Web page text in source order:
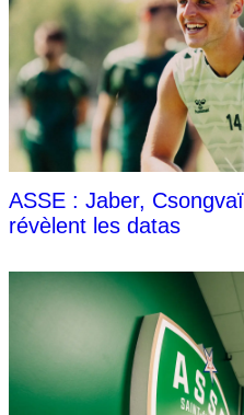
ASSE : Jaber,
révèlent les datas